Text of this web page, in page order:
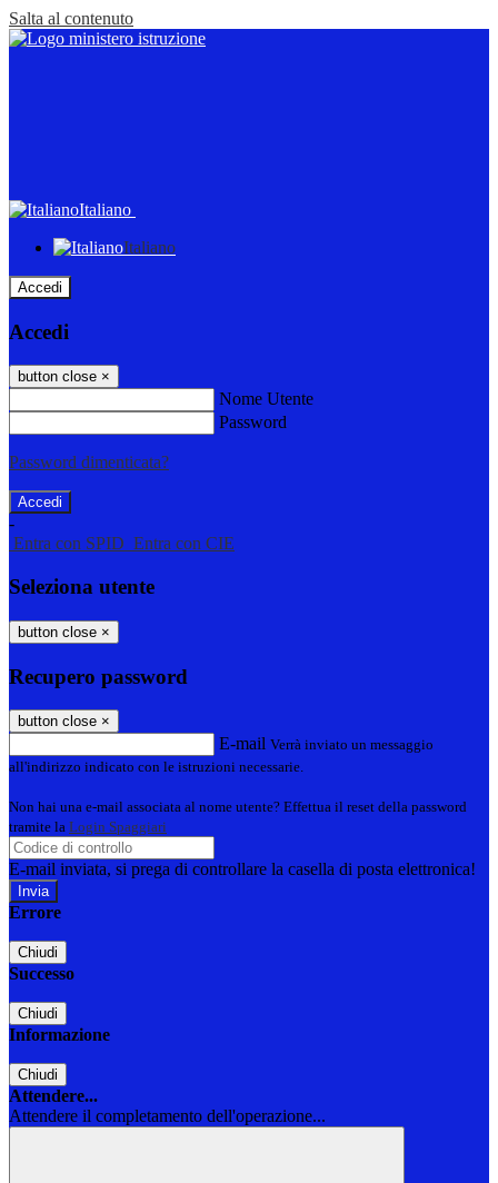
Salta al contenuto
Italiano
Italiano
Accedi
Accedi
button close ×
Nome Utente
Password
Password dimenticata?
-
Entra con SPID Entra con CIE
Seleziona utente
button close ×
Recupero password
button close ×
E-mail Verrà inviato un messaggio
all'indirizzo indicato con le istruzioni necessarie.
Non hai una e-mail associata al nome utente? Effettua il reset della password
tramite la Login Spaggiari
E-mail inviata, si prega di controllare la casella di posta elettronica!
Errore
Chiudi
Successo
Chiudi
Informazione
Chiudi
Attendere...
Attendere il completamento dell'operazione...